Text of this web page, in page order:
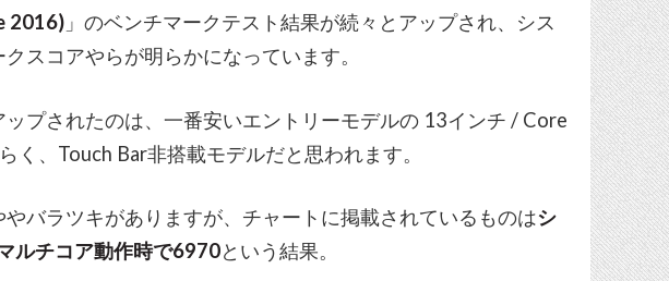
2016) 」のベンチマークテスト結果が続々とアップされ、シス
スコアやらが明らかになっています。
プされたのは、一番安いエントリーモデルの 13インチ / Core
く、Touch Bar非搭載モデルだと思われます。
バラツキがありますが、チャートに掲載されているものはシ
ルチコア動作時で6970という結果。